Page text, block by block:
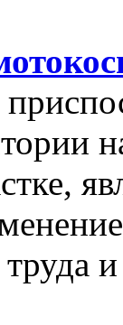
труда